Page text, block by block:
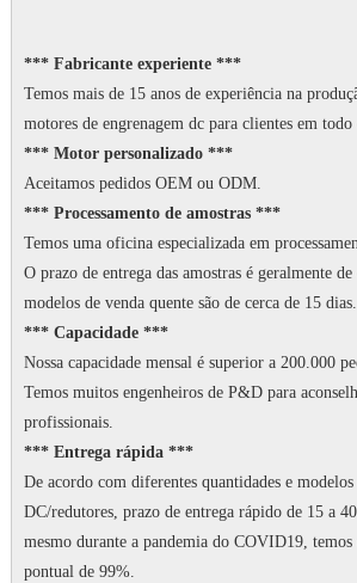
*** Fabricante experiente ***
Temos mais de 15 anos de experiência na
motores de engrenagem dc para clientes em
*** Motor personalizado ***
Aceitamos pedidos OEM ou ODM.
*** Processamento de amostras ***
Temos uma oficina especializada em
O prazo de entrega das amostras é geralmente
modelos de venda quente são de cerca de 15 dias.
*** Capacidade ***
Nossa capacidade mensal é superior a 200.000
Temos muitos engenheiros de P&D para
profissionais.
*** Entrega rápida ***
De acordo com diferentes quantidades e
DC/redutores, prazo de entrega rápido de 15 a
mesmo durante a pandemia do COVID19, temos
pontual de 99%.